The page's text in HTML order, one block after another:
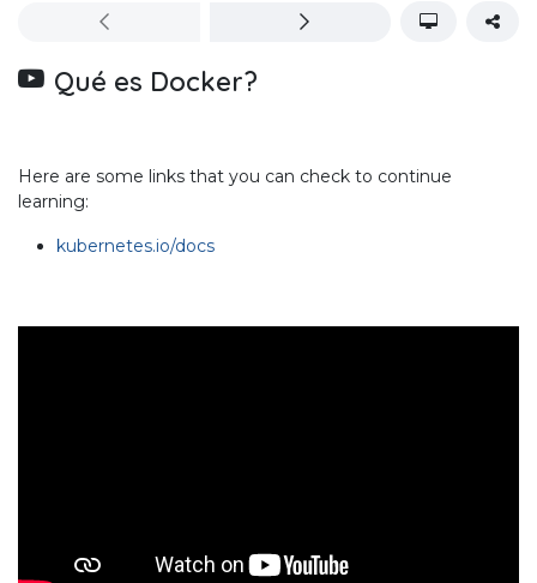
Qué es Docker?
Here are some links that you can check to continue
learning:
kubernetes.io/docs